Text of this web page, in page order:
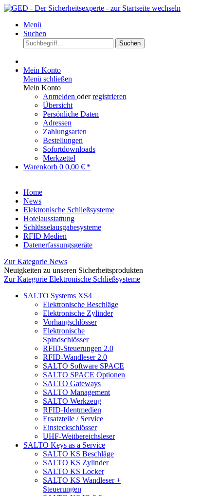
Menü
Suchen
Suchen
Mein Konto
Menü schließen
Mein Konto
Anmelden oderregistrieren
Übersicht
Persönliche Daten
Adressen
Zahlungsarten
Bestellungen
Sofortdownloads
Merkzettel
Warenkorb 0 0,00 € *
Home
News
Elektronische Schließsysteme
Hotelausstattung
Schlüsselausgabesysteme
RFID Medien
Datenerfassungsgeräte
Zur Kategorie News
Neuigkeiten zu unseren Sicherheitsprodukten
Zur Kategorie Elektronische Schließsysteme
SALTO Systems XS4
Elektronische Beschläge
Elektronische Zylinder
Vorhangschlösser
Elektronische
Spindschlösser
RFID-Steuerungen 2.0
RFID-Wandleser 2.0
SALTO Software SPACE
SALTO SPACE Optionen
SALTO Gateways
SALTO Management
SALTO Werkzeug
RFID-Identmedien
Ersatzteile / Service
Einsteckschlösser
UHF-Weitbereichsleser
SALTO Keys as a Service
SALTO KS Beschläge
SALTO KS Zylinder
SALTO KS Locker
SALTO KS Wandleser +
Steuerungen